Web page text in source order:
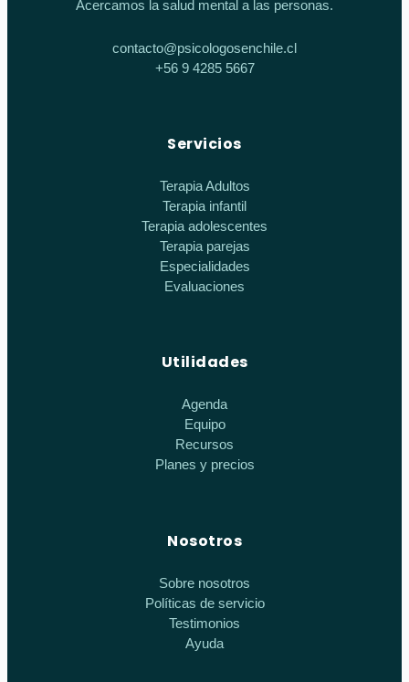
Acercamos la salud mental a las personas.
contacto@psicologosenchile.cl
+56 9 4285 5667
Servicios
Terapia Adultos
Terapia infantil
Terapia adolescentes
Terapia parejas
Especialidades
Evaluaciones
Utilidades
Agenda
Equipo
Recursos
Planes y precios
Nosotros
Sobre nosotros
Políticas de servicio
Testimonios
Ayuda